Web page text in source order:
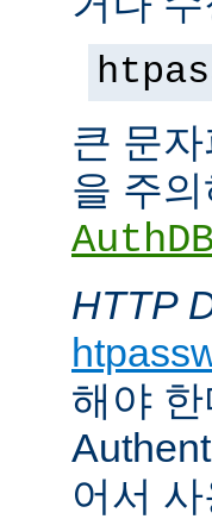
큰 문
을 주
HTTP
해야
어서